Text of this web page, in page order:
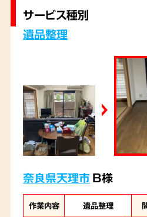
り添い、思い出の品を丁寧
きました。
サービス種別
遺品整理
奈良県天理市B様
作業内容 遺品整理